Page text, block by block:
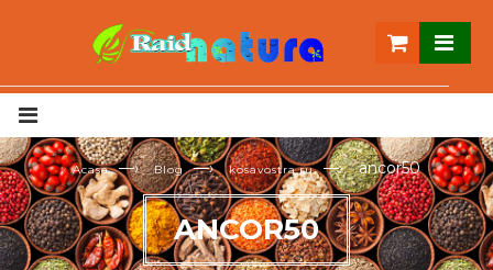
Acasa —› Blog —› kosavostra.ru —› ancor50
ANCOR50